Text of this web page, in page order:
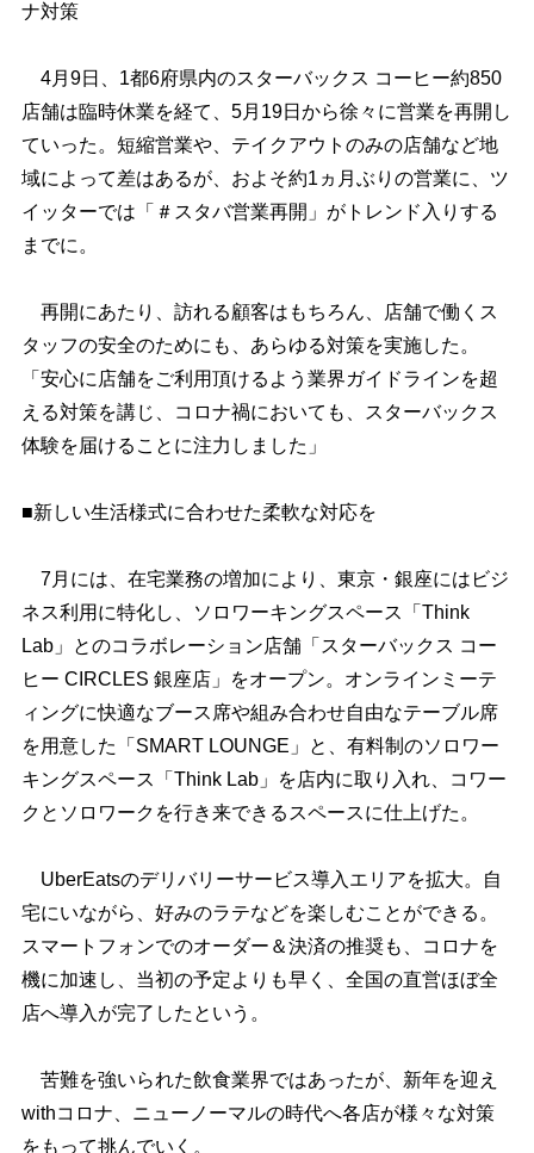
ナ対策
4月9日、1都6府県内のスターバックス コーヒー約850
店舗は臨時休業を経て、5月19日から徐々に営業を再開し
ていった。短縮営業や、テイクアウトのみの店舗など地
域によって差はあるが、およそ約1ヵ月ぶりの営業に、ツ
イッターでは「＃スタバ営業再開」がトレンド入りする
までに。
再開にあたり、訪れる顧客はもちろん、店舗で働くス
タッフの安全のためにも、あらゆる対策を実施した。
「安心に店舗をご利用頂けるよう業界ガイドラインを超
える対策を講じ、コロナ禍においても、スターバックス
体験を届けることに注力しました」
■新しい生活様式に合わせた柔軟な対応を
7月には、在宅業務の増加により、東京・銀座にはビジ
ネス利用に特化し、ソロワーキングスペース「Think
Lab」とのコラボレーション店舗「スターバックス コー
ヒー CIRCLES 銀座店」をオープン。オンラインミーテ
ィングに快適なブース席や組み合わせ自由なテーブル席
を用意した「SMART LOUNGE」と、有料制のソロワー
キングスペース「Think Lab」を店内に取り入れ、コワー
クとソロワークを行き来できるスペースに仕上げた。
UberEatsのデリバリーサービス導入エリアを拡大。自
宅にいながら、好みのラテなどを楽しむことができる。
スマートフォンでのオーダー＆決済の推奨も、コロナを
機に加速し、当初の予定よりも早く、全国の直営ほぼ全
店へ導入が完了したという。
苦難を強いられた飲食業界ではあったが、新年を迎え
withコロナ、ニューノーマルの時代へ各店が様々な対策
をもって挑んでいく。